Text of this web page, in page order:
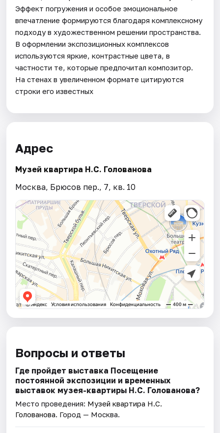
Эффект погружения и особое эмоциональное
впечатление формируются благодаря комплексному
подходу в художественном решении пространства.
В оформлении экспозиционных комплексов
используются яркие, контрастные цвета, в
частности те, которые предпочитал композитор.
На стенах в увеличенном формате цитируются
строки его известных
Адрес
Музей квартира Н.С. Голованова
Москва, Брюсов пер., 7, кв. 10
Вопросы и ответы
Где пройдет выставка Посещение
постоянной экспозиции и временных
выставок музея-квартиры Н.С. Голованова?
Место проведения: Музей квартира Н.С.
Голованова. Город — Москва.